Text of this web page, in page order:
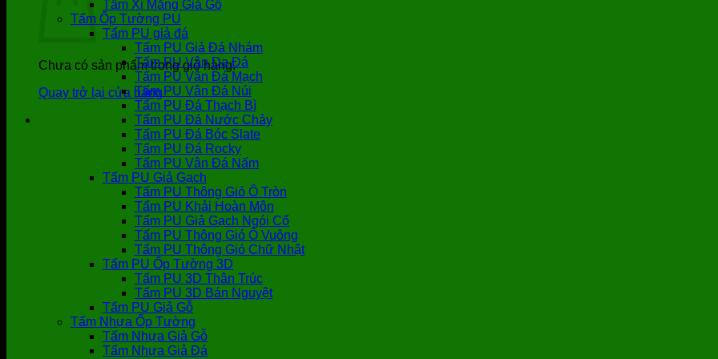
Chưa có sản phẩm trong giỏ hàng.
Quay trở lại cửa hàng
Tấm Xi Măng Giả Gỗ
Tấm Ốp Tường PU
Tấm PU giả đá
Tấm PU Giả Đá Nhám
Tấm PU Vân Da Đá
Tấm PU Vân Đá Mạch
Tấm PU Vân Đá Núi
Tấm PU Đá Thạch Bì
Tấm PU Đá Nước Chảy
Tấm PU Đá Bóc Slate
Tấm PU Đá Rocky
Tấm PU Vân Đá Nấm
Tấm PU Giả Gạch
Tấm PU Thông Gió Ô Tròn
Tấm PU Khải Hoàn Môn
Tấm PU Giả Gạch Ngói Cổ
Tấm PU Thông Gió Ô Vuông
Tấm PU Thông Gió Chữ Nhật
Tấm PU Ốp Tường 3D
Tấm PU 3D Thân Trúc
Tấm PU 3D Bán Nguyệt
Tấm PU Giả Gỗ
Tấm Nhựa Ốp Tường
Tấm Nhựa Giả Gỗ
Tấm Nhựa Giả Đá